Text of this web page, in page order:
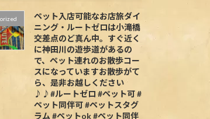
ペット入店可能なお店旅ダイ
ニング・ルートゼロは小滝橋
交差点のど真ん中。すぐ近く
に神田川の遊歩道があるの
で、ペット連れのお散歩コー
スになっていますお散歩がて
ら、是非お越しください
♪♪#ルートゼロ #ペット可 #
ペット同伴可 #ペットスタグ
ラム #ペットok #ペット同伴